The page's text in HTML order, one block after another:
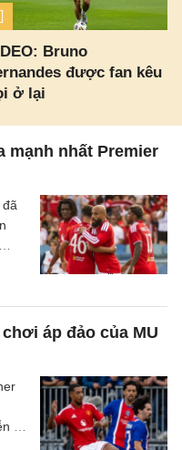
Bruno
được fan kêu
ở lại
mạnh nhất Premier
áp đảo của MU
ấn